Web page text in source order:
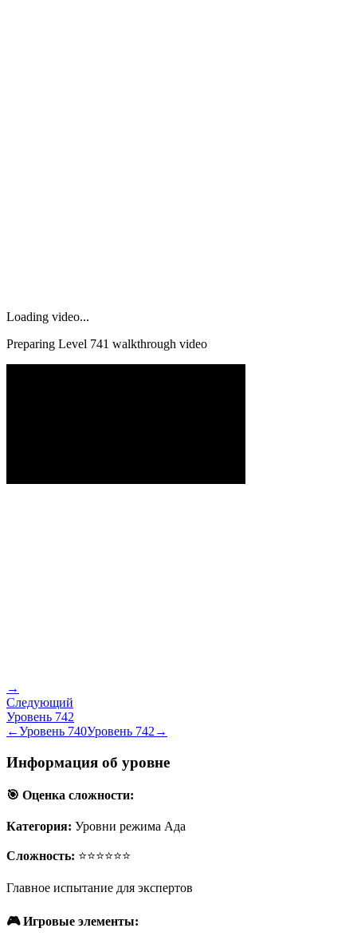
Loading video...
Preparing Level 741 walkthrough video
→
Следующий
Уровень 742
←Уровень 740Уровень 742 →
Информация об уровне
🎯 Оценка сложности:
Категория: Уровни режима Ада
Сложность: ⭐⭐⭐⭐⭐⭐
Главное испытание для экспертов
🎮 Игровые элементы: